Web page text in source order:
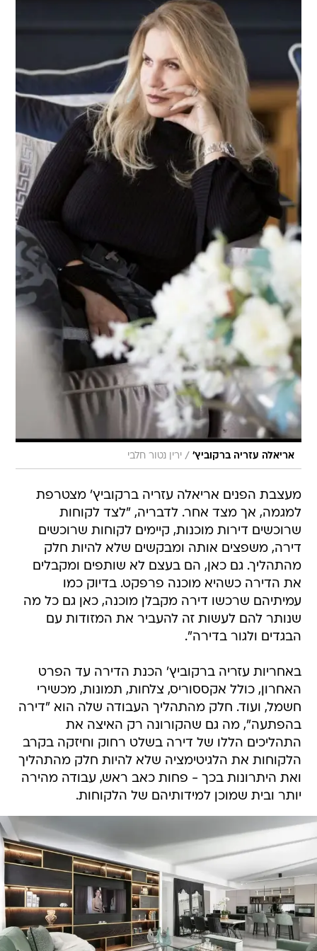
אריאלה עזריה ברקוביץ' / ירין נטור חלבי
מעצבת הפנים אריאלה עזריה ברקוביץ' מצטרפת
למגמה, אך מצד אחר. לדבריה, "לצד לקוחות
שרוכשים דירות מוכנות, קיימים לקוחות שרוכשים
דירה, משפצים אותה ומבקשים שלא להיות חלק
מהתהליך. גם כאן, הם בעצם לא שותפים ומקבלים
את הדירה כשהיא מוכנה פרפקט. בדיוק כמו
עמיתיהם שרכשו דירה מקבלן מוכנה, כאן גם כל מה
שנותר להם לעשות זה להעביר את המזודות עם
הבגדים ולגור בדירה".
באחריות עזריה ברקוביץ' הכנת הדירה עד הפרט
האחרון, כולל אקססוריס, צלחות, תמונות, מכשירי
חשמל, ועוד. חלק מהתהליך העבודה שלה הוא "דירה
בהפתעה", מה גם שהקורונה רק האיצה את
התהליכים הללו של דירה בשלט רחוק וחיזקה בקרב
הלקוחות את הלגיטימציה שלא להיות חלק מהתהליך
ואת היתרונות בכך - פחות כאב ראש, עבודה מהירה
יותר ובית שמוכן למידותיהם של הלקוחות.